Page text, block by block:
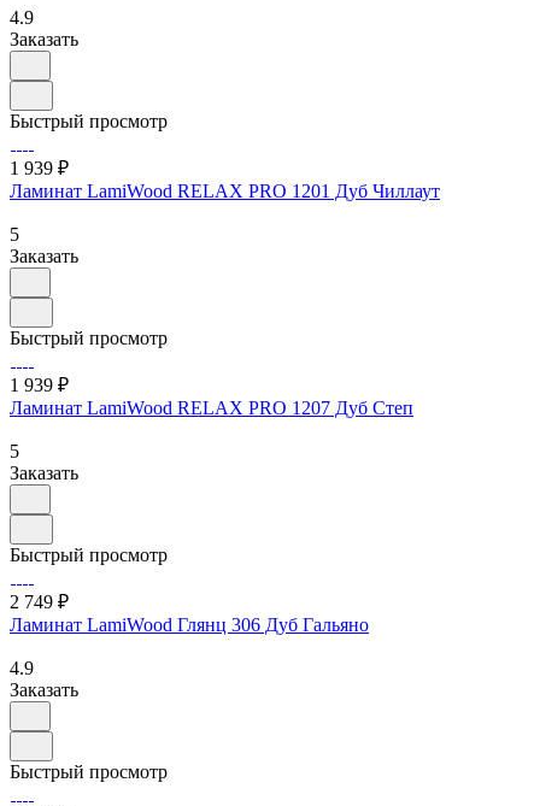
4.9
Заказать
Быстрый просмотр
1 939 ₽
Ламинат LamiWood RELAX PRO 1201 Дуб Чиллаут
5
Заказать
Быстрый просмотр
1 939 ₽
Ламинат LamiWood RELAX PRO 1207 Дуб Степ
5
Заказать
Быстрый просмотр
2 749 ₽
Ламинат LamiWood Глянц 306 Дуб Гальяно
4.9
Заказать
Быстрый просмотр